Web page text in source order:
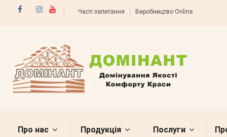
Часті запитання Виробництво Online
Про нас Продукція Послуги